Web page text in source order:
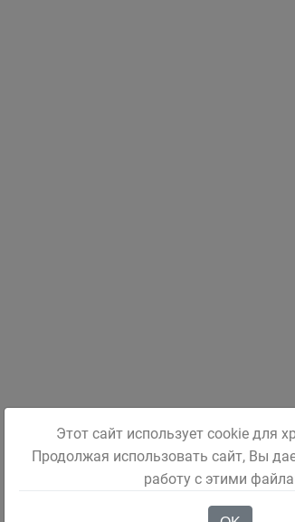
Этот сайт использует cookie для
Продолжая использовать сайт, Вы
работу с этими